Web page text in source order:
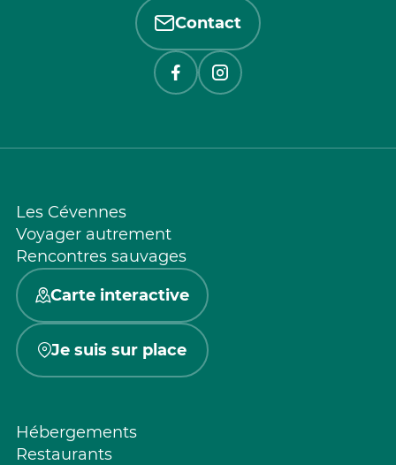
Contact
Les Cévennes
Voyager autrement
Rencontres sauvages
Carte interactive
Je suis sur place
Hébergements
Restaurants